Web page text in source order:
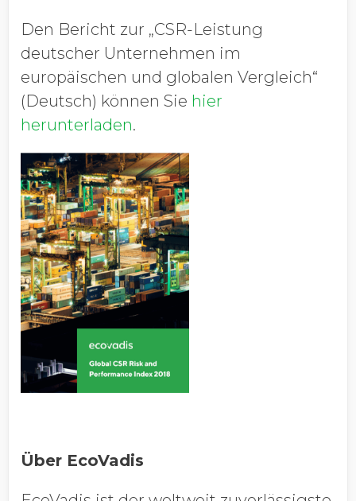
Den Bericht zur „CSR-Leistung
deutscher Unternehmen im
europäischen und globalen Vergleich“
(Deutsch) können Sie hier
herunterladen.
Über EcoVadis